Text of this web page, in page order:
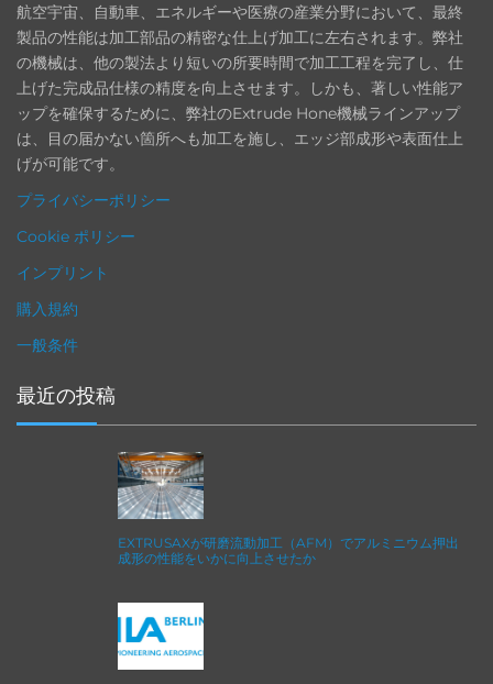
航空宇宙、自動車、エネルギーや医療の産業分野において、最終
製品の性能は加工部品の精密な仕上げ加工に左右されます。弊社
の機械は、他の製法より短いの所要時間で加工工程を完了し、仕
上げた完成品仕様の精度を向上させます。しかも、著しい性能ア
ップを確保するために、弊社のExtrude Hone機械ラインアップ
は、目の届かない箇所へも加工を施し、エッジ部成形や表面仕上
げが可能です。
プライバシーポリシー
Cookie ポリシー
インプリント
購入規約
一般条件
最近の投稿
EXTRUSAXが研磨流動加工（AFM）でアルミニウム押出
成形の性能をいかに向上させたか